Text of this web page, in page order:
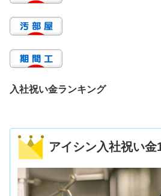
入社祝い金ランキング
アイシン入社祝い金